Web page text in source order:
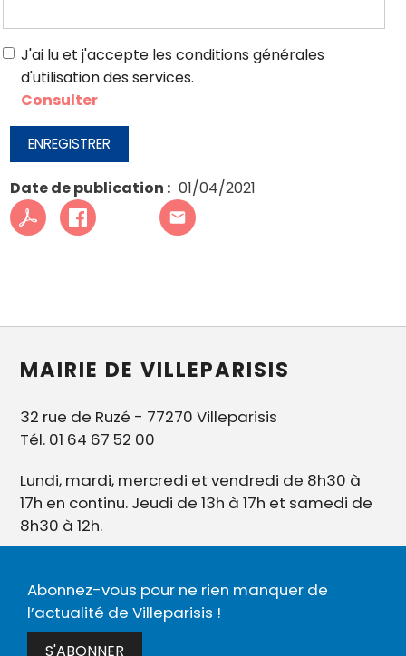
J'ai lu et j'accepte les conditions générales
d'utilisation des services.
Consulter
ENREGISTRER
Date de publication 01/04/2021
MAIRIE DE VILLEPARISIS
32 rue de Ruzé - 77270 Villeparisis
Tél. 01 64 67 52 00
Lundi, mardi, mercredi et vendredi de 8h30 à
17h en continu. Jeudi de 13h à 17h et samedi de
8h30 à 12h.
Abonnez-vous pour ne rien manquer de
l’actualité de Villeparisis !
S'ABONNER